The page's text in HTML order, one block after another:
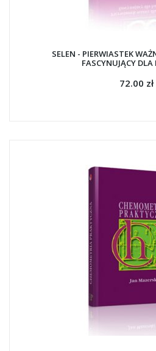
SELEN - PIERWIASTEK
FASCYNUJĄCY
72.00 zł